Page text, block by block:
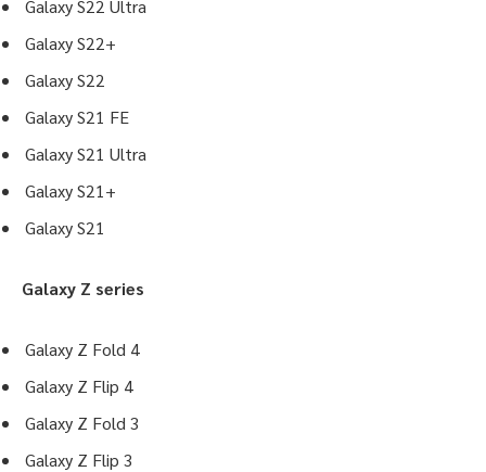
Galaxy S22 Ultra
Galaxy S22+
Galaxy S22
Galaxy S21 FE
Galaxy S21 Ultra
Galaxy S21+
Galaxy S21
Galaxy Z series
Galaxy Z Fold 4
Galaxy Z Flip 4
Galaxy Z Fold 3
Galaxy Z Flip 3